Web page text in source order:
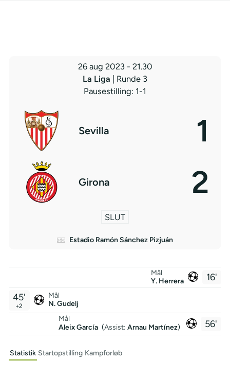
26 aug 2023 - 21.30
La Liga
| Runde 3
Pausestilling: 1-1
Sevilla 1
Girona 2
SLUT
Estadio Ramón Sánchez Pizjuán
16'
Mål
Y. Herrera
Mål
N. Gudelj
45'
+2
56'
Mål
Aleix García (Assist: Arnau Martínez)
Statistik Startopstilling Kampforløb